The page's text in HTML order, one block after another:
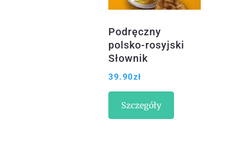
Podręczny
polsko-rosyjski
Słownik
biznesmena
39.90zł
Szczegóły